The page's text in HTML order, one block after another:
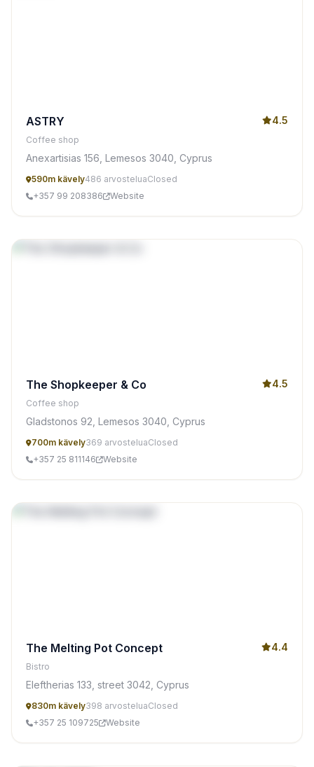
ASTRY 4.5
Coffee shop
Anexartisias 156, Lemesos 3040, Cyprus
590m kävely486 arvosteluaClosed
+357 99 208386
Website
The Shopkeeper & Co 4.5
Coffee shop
Gladstonos 92, Lemesos 3040, Cyprus
700m kävely369 arvosteluaClosed
+357 25 811146
Website
The Melting Pot Concept 4.4
Bistro
Eleftherias 133, street 3042, Cyprus
830m kävely398 arvosteluaClosed
+357 25 109725
Website